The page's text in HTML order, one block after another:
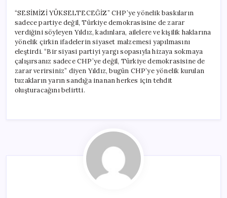
“SESİMİZİ YÜKSELTECEĞİZ” CHP’ye yönelik baskıların
sadece partiye değil, Türkiye demokrasisine de zarar
verdiğini söyleyen Yıldız, kadınlara, ailelere ve kişilik haklarına
yönelik çirkin ifadelerin siyaset malzemesi yapılmasını
eleştirdi. “Bir siyasi partiyi yargı sopasıyla hizaya sokmaya
çalışırsanız sadece CHP’ye değil, Türkiye demokrasisine de
zarar verirsiniz” diyen Yıldız, bugün CHP’ye yönelik kurulan
tuzakların yarın sandığa inanan herkes için tehdit
oluşturacağını belirtti.